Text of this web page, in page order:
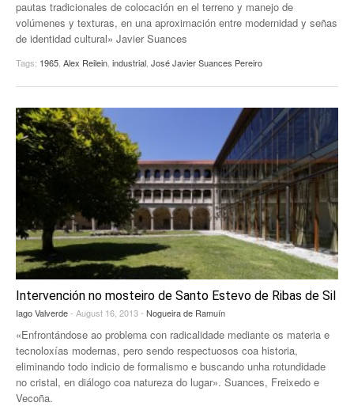
EUROPAN
pautas tradicionales de colocación en el terreno y manejo de
volúmenes y texturas, en una aproximación entre modernidad y señas
de identidad cultural» Javier Suances
Tags: 1965, Alex Reilein, industrial, José Javier Suances Pereiro
Intervención no mosteiro de Santo Estevo de Ribas de Sil
Iago Valverde- August 16, 2013 - Nogueira de Ramuín
«Enfrontándose ao problema con radicalidade mediante os materia e
tecnoloxías modernas, pero sendo respectuosos coa historia,
eliminando todo indicio de formalismo e buscando unha rotundidade
no cristal, en diálogo coa natureza do lugar». Suances, Freixedo e
Vecoña.